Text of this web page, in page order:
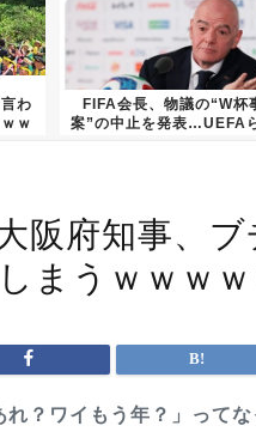
わ
ｗ
FIFA会長、物議の“W杯
案”の中止を発表…UEFA
阪府知事、
まうｗｗｗｗ
？ワイもう年？」って